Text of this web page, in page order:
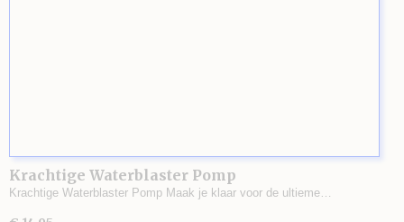
Krachtige Waterblaster Pomp
Krachtige Waterblaster Pomp Maak je klaar voor de ultieme…